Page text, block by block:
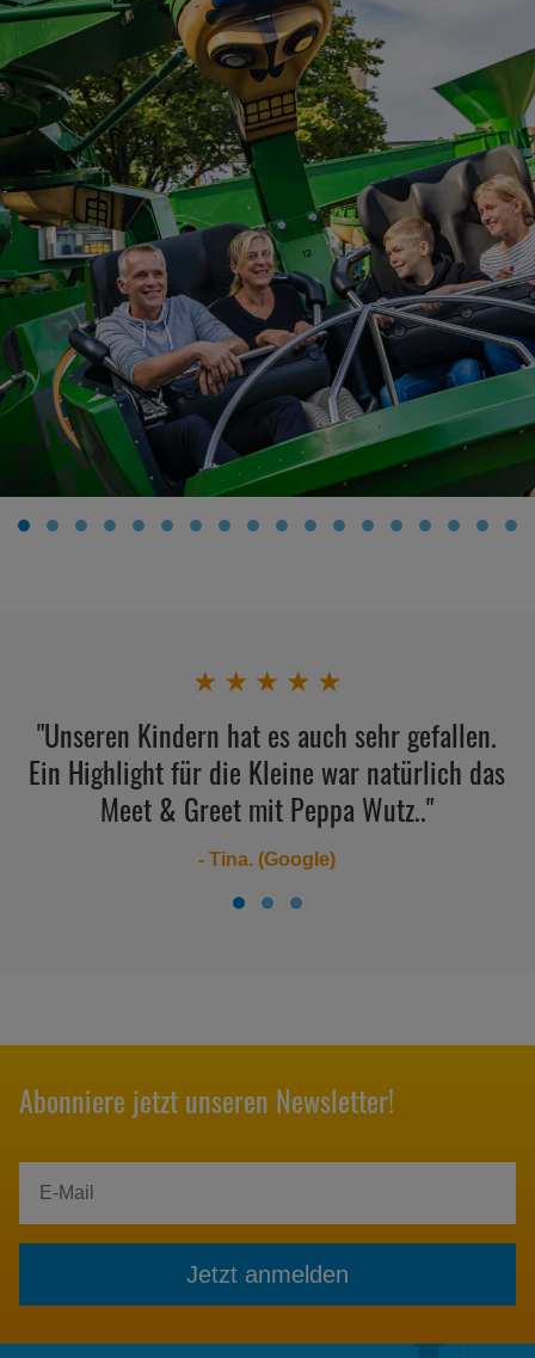
★ ★ ★ ★ ★
"Unseren Kindern hat es auch sehr gefallen.
Ein Highlight für die Kleine war natürlich das
Meet & Greet mit Peppa Wutz.."
- Tina. (Google)
Abonniere jetzt unseren Newsletter!
Jetzt anmelden